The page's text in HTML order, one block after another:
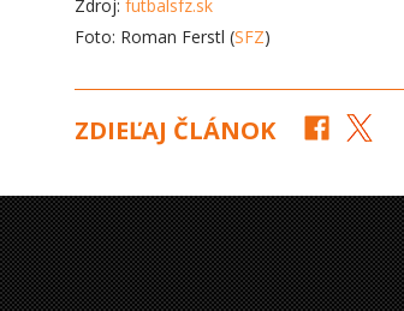
Zdroj: futbalsfz.sk
Foto: Roman Ferstl (SFZ)
ZDIEĽAJ ČLÁNOK